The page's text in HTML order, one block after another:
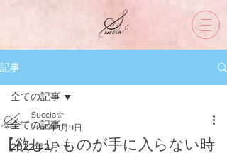
記事
全ての記事
2022年2月
全ての記事
【欲しいものが手に入らない時
Succla☆
2021年1月9日